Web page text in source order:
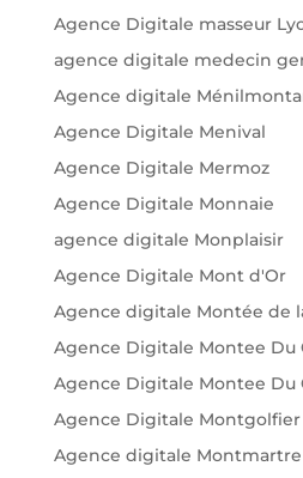
Agence Digitale masseur
agence digitale medecin
Agence digitale
Agence Digitale Menival
Agence Digitale Mermoz
Agence Digitale Monnaie
agence digitale Monplaisir
Agence Digitale Mont d'Or
Agence digitale Montée de
Agence Digitale Montee Du
Agence Digitale Montee Du
Agence Digitale Montgolfier
Agence digitale Montmartre